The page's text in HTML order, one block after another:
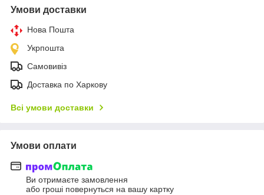
Умови доставки
Нова Пошта
Укрпошта
Самовивіз
Доставка по Харкову
Всі умови доставки
Умови оплати
Ви отримаєте замовлення
або гроші повернуться на вашу картку